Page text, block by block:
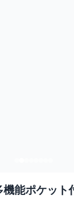
能ポケット